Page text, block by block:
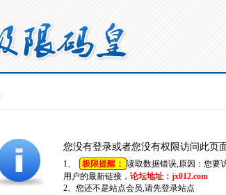
您没有登录或者您没有权限访问此页
1、 极限提醒： 读取数据错误,原因：您要
用户的最新链接， 论坛地址：jx012.com
2、您还不是站点会员,请先登录站点